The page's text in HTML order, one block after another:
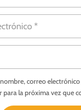
correo electrónico
para la próxima vez que